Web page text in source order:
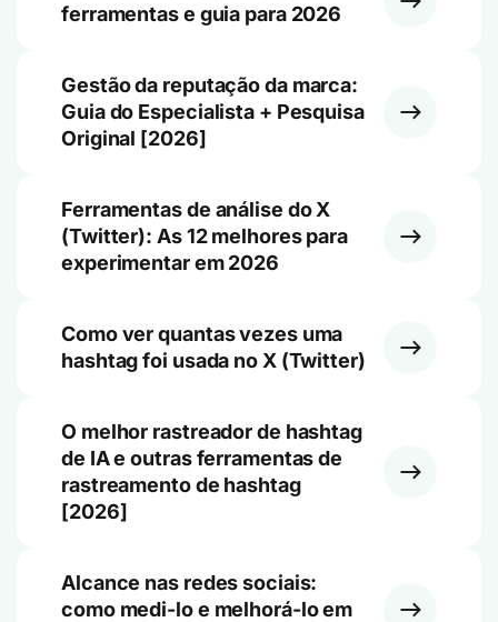
ferramentas e guia para 2026
Gestão da reputação da marca:
Guia do Especialista + Pesquisa
Original [2026]
Ferramentas de análise do X
(Twitter): As 12 melhores para
experimentar em 2026
Como ver quantas vezes uma
hashtag foi usada no X (Twitter)
O melhor rastreador de hashtag
de IA e outras ferramentas de
rastreamento de hashtag
[2026]
Alcance nas redes sociais:
como medi-lo e melhorá-lo em